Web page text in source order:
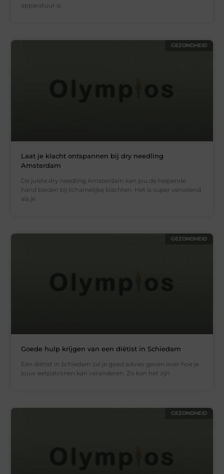
apparatuur is
GEZONDHEID
Laat je klacht ontspannen bij dry needling
Amsterdam
De juiste dry needling Amsterdam kan jou de helpende
hand bieden bij lichamelijke klachten. Het is super vervelend
als je
GEZONDHEID
Goede hulp krijgen van een diëtist in Schiedam
Een diëtist in Schiedam zal je goed advies geven over hoe je
jouw eetpatronen kan veranderen. Zo kan het zijn
GEZONDHEID